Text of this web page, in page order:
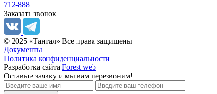
712-888
Заказать звонок
© 2025 «Тантал» Все права защищены
Документы
Политика конфиденциальности
Разработка сайта Forest web
Оставьте заявку и мы вам перезвоним!